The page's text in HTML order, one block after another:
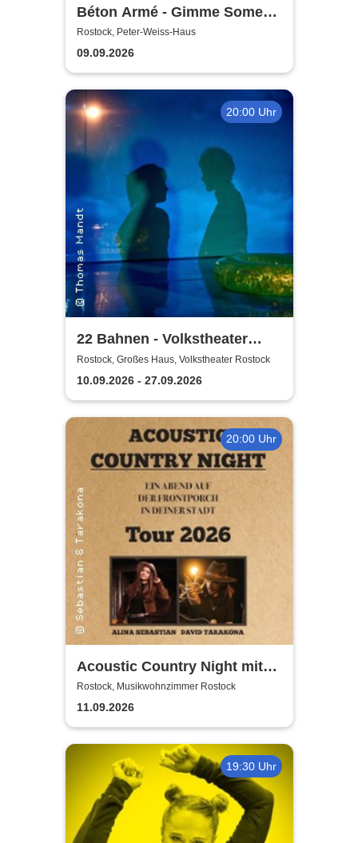
Béton Armé - Gimme Some
Action presents
Rostock, Peter-Weiss-Haus
09.09.2026
20:00 Uhr
22 Bahnen - Volkstheater
Rostock
Rostock, Großes Haus, Volkstheater Rostock
10.09.2026 - 27.09.2026
20:00 Uhr
Acoustic Country Night mit
Alina Sebastian & David
Tarakona | Musikwohnzimmer
Rostock
Rostock, Musikwohnzimmer Rostock
11.09.2026
19:30 Uhr